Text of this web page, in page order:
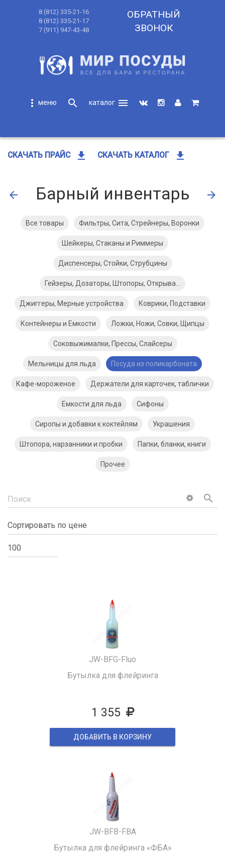
8 (812) 335-21-16
8 (812) 335-21-17
7 (911) 947-43-48
ОБРАТНЫЙ
ЗВОНОК
more_vert search
menu
СКАЧАТЬ ПРАЙС get_app СКАЧАТЬ КАТАЛОГ get_app
arrow_back Барный инвентарь arrow_forward
Все товары Фильтры, Сита, Стрейнеры, Воронки
Шейкеры, Стаканы и Риммеры
Диспенсеры, Стойки, Струбцины
Джиггеры, Мерные устройства Коврики, Подставки
Контейнеры и Емкости Ложки, Ножи, Совки, Щипцы
Соковыжималки, Прессы, Слайсеры
Мельницы для льда Посуда из поликарбоната
Кафе-мороженое Держатели для карточек, таблички
Емкости для льда Сифоны
Сиропы и добавки к коктейлям Украшения
Штопора, нарзанники и пробки Папки, бланки, книги
Прочее
search
JW-BFG-Fluo
Бутылка для флейринга
1 355
ДОБАВИТЬ В КОРЗИНУ
JW-BFB-FBA
Бутылка для флейринга «ФБА»